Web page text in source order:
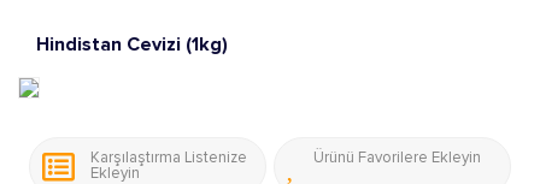
Hindistan Cevizi (1kg)
Karşılaştırma Listenize
Ekleyin
Ürünü Favorilere Ekleyin